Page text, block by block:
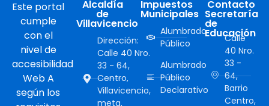
Este portal
cumple
con el
nivel de
accesibilidad
Web A
según los
Alcaldía
de
Villavicencio
Dirección:
Calle 40 Nro.
33 - 64,
Centro,
Villavicencio,
meta,
Impuestos
Municipales
Alumbrado
Público
Alumbrado
Público
Declarativo
Contacto
Secretaría
de
Educación
Calle
40 Nro.
33 -
64,
Barrio
Centro,